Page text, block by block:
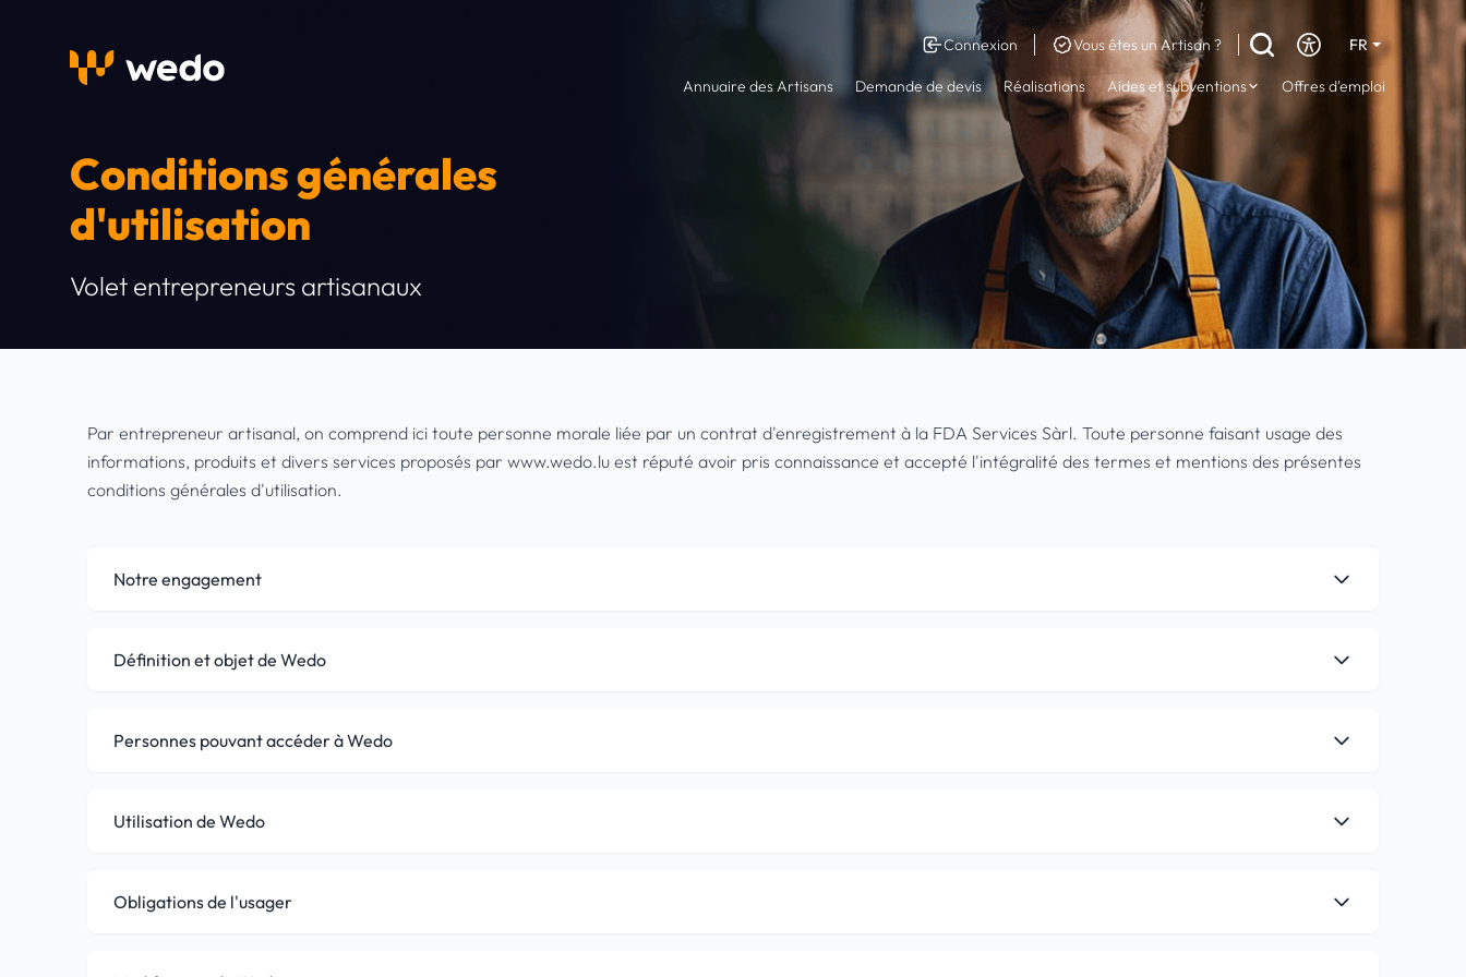
Connexion Vous êtes un Artisan ?
FR
Annuaire des Artisans Demande de devis Réalisations Aides et subventions Offres d'emploi
Conditions générales
d'utilisation
Volet entrepreneurs artisanaux
Par entrepreneur artisanal, on comprend ici toute personne morale liée par un contrat d'enregistrement à la FDA Services Sàrl. Toute personne faisant usage des
informations, produits et divers services proposés par www.wedo.lu est réputé avoir pris connaissance et accepté l'intégralité des termes et mentions des présentes
conditions générales d'utilisation.
Notre engagement
Définition et objet de Wedo
Personnes pouvant accéder à Wedo
Utilisation de Wedo
Obligations de l'usager